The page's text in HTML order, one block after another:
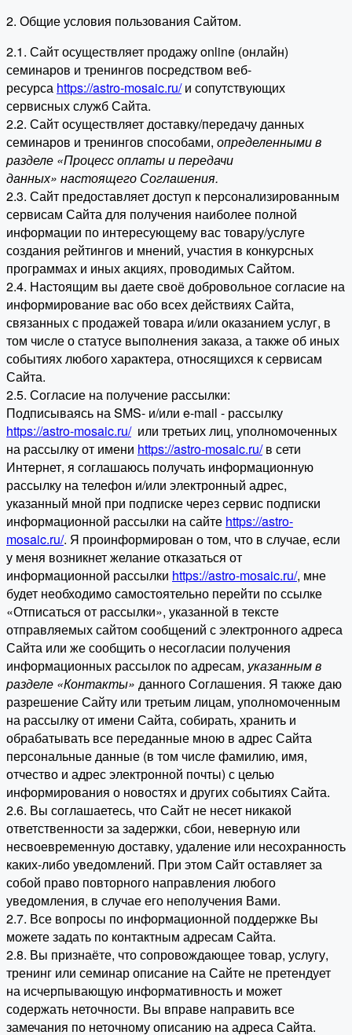
2. Общие условия пользования Сайтом.
2.1. Сайт осуществляет продажу online (онлайн)
семинаров и тренингов посредством веб-
ресурса https://astro-mosaic.ru/и сопутствующих
сервисных служб Сайта.
2.2. Сайт осуществляет доставку/передачу данных
семинаров и тренингов способами, определенными в
разделе «Процесс оплаты и передачи
данных» настоящего Соглашения.
2.3. Сайт предоставляет доступ к персонализированным
сервисам Сайта для получения наиболее полной
информации по интересующему вас товару/услуге
создания рейтингов и мнений, участия в конкурсных
программах и иных акциях, проводимых Сайтом.
2.4. Настоящим вы даете своё добровольное согласие на
информирование вас обо всех действиях Сайта,
связанных с продажей товара и/или оказанием услуг, в
том числе о статусе выполнения заказа, а также об иных
событиях любого характера, относящихся к сервисам
Сайта.
2.5. Согласие на получение рассылки:
Подписываясь на SMS- и/или e-mail - рассылку
https://astro-mosaic.ru/или третьих лиц, уполномоченных
на рассылку от имени https://astro-mosaic.ru/в сети
Интернет, я соглашаюсь получать информационную
рассылку на телефон и/или электронный адрес,
указанный мной при подписке через сервис подписки
информационной рассылки на сайте https://astro-
mosaic.ru/. Я проинформирован о том, что в случае, если
у меня возникнет желание отказаться от
информационной рассылки https://astro-mosaic.ru/, мне
будет необходимо самостоятельно перейти по ссылке
«Отписаться от рассылки», указанной в тексте
отправляемых сайтом сообщений с электронного адреса
Сайта или же сообщить о несогласии получения
информационных рассылок по адресам, указанным в
разделе «Контакты» данного Соглашения. Я также даю
разрешение Сайту или третьим лицам, уполномоченным
на рассылку от имени Сайта, собирать, хранить и
обрабатывать все переданные мною в адрес Сайта
персональные данные (в том числе фамилию, имя,
отчество и адрес электронной почты) с целью
информирования о новостях и других событиях Сайта.
2.6. Вы соглашаетесь, что Сайт не несет никакой
ответственности за задержки, сбои, неверную или
несвоевременную доставку, удаление или несохранность
каких-либо уведомлений. При этом Сайт оставляет за
собой право повторного направления любого
уведомления, в случае его неполучения Вами.
2.7. Все вопросы по информационной поддержке Вы
можете задать по контактным адресам Сайта.
2.8. Вы признаёте, что сопровождающее товар, услугу,
тренинг или семинар описание на Сайте не претендует
на исчерпывающую информативность и может
содержать неточности. Вы вправе направить все
замечания по неточному описанию на адреса Сайта.